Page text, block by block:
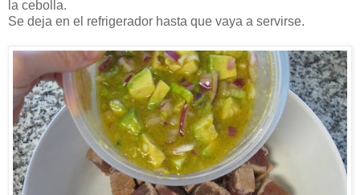
la cebolla.
Se deja en el refrigerador hasta que vaya a servirse.